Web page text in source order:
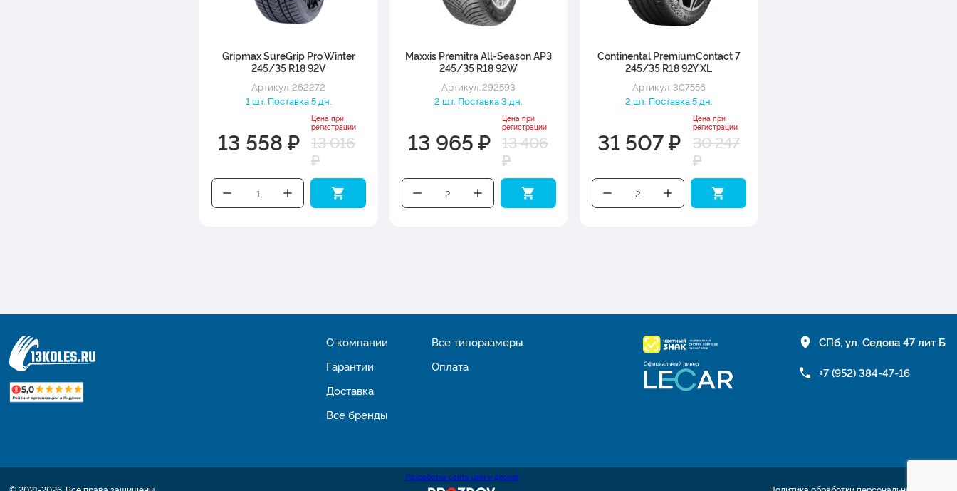
Gripmax SureGrip Pro Winter
245/35 R18 92V
Артикул: 262272
1 шт. Поставка 5 дн.
13 558 ₽
Цена при
регистрации
13 016
₽
Maxxis Premitra All-Season AP3
245/35 R18 92W
Артикул: 292593
2 шт. Поставка 3 дн.
13 965 ₽
Цена при
регистрации
13 406
₽
Continental PremiumContact 7
245/35 R18 92Y XL
Артикул: 307556
2 шт. Поставка 5 дн.
31 507 ₽
Цена при
регистрации
30 247
₽
О компании
Гарантии
Доставка
Все бренды
Все типоразмеры
Оплата
СПб, ул. Седова 47 лит Б
+7 (952) 384-47-16
Разработка сайта шин и дисков